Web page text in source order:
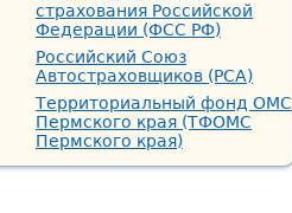
страхования Российской
Федерации (ФСС РФ)
Российский Союз
Автостраховщиков (РСА)
Территориальный фонд ОМС
Пермского края (ТФОМС
Пермского края)